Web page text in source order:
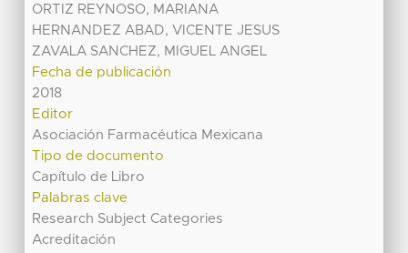
ORTIZ REYNOSO, MARIANA
HERNANDEZ ABAD, VICENTE JESUS
ZAVALA SANCHEZ, MIGUEL ANGEL
Fecha de publicación
2018
Editor
Asociación Farmacéutica Mexicana
Tipo de documento
Capítulo de Libro
Palabras clave
Research Subject Categories
Acreditación